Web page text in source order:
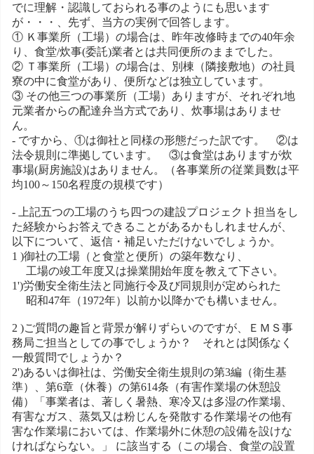
でに理解・認識しておられる事のようにも思います
が・・・、先ず、当方の実例で回答します。
① Ｋ事業所（工場）の場合は、昨年改修時までの40年余
り、食堂/炊事(委託)業者とは共同便所のままでした。
② Ｔ事業所（工場）の場合は、別棟（隣接敷地）の社員
寮の中に食堂があり、便所などは独立しています。
③ その他三つの事業所（工場）ありますが、それぞれ地
元業者からの配達弁当方式であり、炊事場はありませ
ん。
- ですから、①は御社と同様の形態だった訳です。 ②は
法令規則に準拠しています。 ③は食堂はありますが炊
事場(厨房施設)はありません。（各事業所の従業員数は平
均100～150名程度の規模です）
- 上記五つの工場のうち四つの建設プロジェクト担当をし
た経験からお答えできることがあるかもしれませんが、
以下について、返信・補足いただけないでしょうか。
1 )御社の工場（と食堂と便所）の築年数なり、
工場の竣工年度又は操業開始年度を教えて下さい。
1')労働安全衛生法と同施行令及び同規則が定められた
昭和47年（1972年）以前か以降かでも構いません。
2 )ご質問の趣旨と背景が解りずらいのですが、ＥＭＳ事
務局ご担当としての事でしょうか？ それとは関係なく
一般質問でしょうか？
2')あるいは御社は、労働安全衛生規則の第3編（衛生基
準）、第6章（休養）の第614条（有害作業場の休憩設
備）「事業者は、著しく暑熱、寒冷又は多湿の作業場、
有害なガス、蒸気又は粉じんを発散する作業場その他有
害な作業場においては、作業場外に休憩の設備を設けな
ければならない。」 に該当する（この場合、食堂の設置